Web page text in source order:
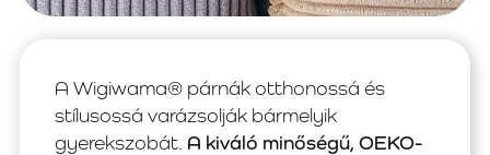
A Wigiwama® párnák otthonossá és
stílusossá varázsolják bármelyik
gyerekszobát. A kiváló minőségű, OEKO-